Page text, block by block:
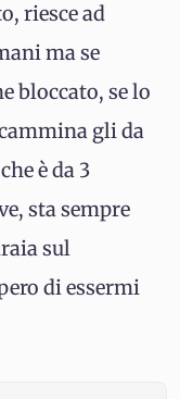
riesce ad
ma se
bloccato, se lo
gli da
è da 3
sta sempre
sul
di essermi